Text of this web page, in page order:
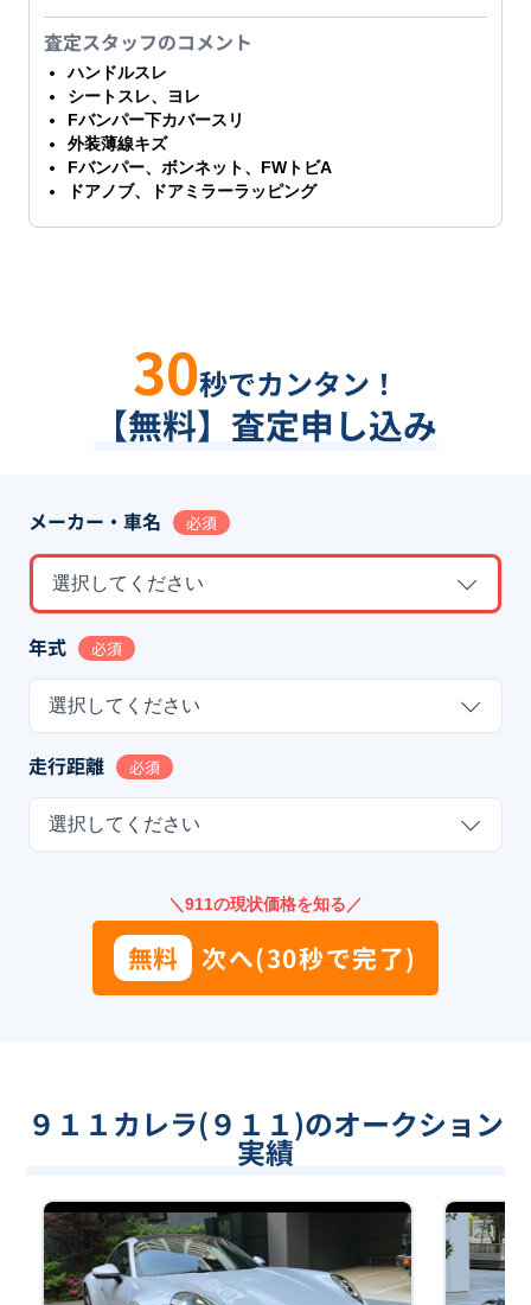
査定スタッフのコメント
ハンドルスレ
シートスレ、ヨレ
Fバンパー下カバースリ
外装薄線キズ
Fバンパー、ボンネット、FWトビA
ドアノブ、ドアミラーラッピング
30秒でカンタン！
【無料】査定申し込み
メーカー・車名 必須
選択してください
年式 必須
選択してください
走行距離 必須
選択してください
＼911の現状価格を知る／
無料 次へ(30秒で完了)
９１１カレラ(９１１)のオークション
実績